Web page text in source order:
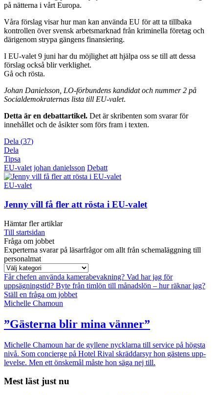
på nätterna i vårt Europa.
Våra förslag visar hur man kan använda EU för att ta tillbaka
kontrollen över svensk arbetsmarknad från kriminella företag och
därigenom strypa gängens finansiering.
I EU-valet 9 juni har du möjlighet att hjälpa oss se till att dessa
förslag också blir verklighet.
Gå och rösta.
Johan Danielsson, LO-förbundens kandidat och nummer 2 på
Socialdemokraternas lista till EU-valet.
Detta är en debattartikel. Det är skribenten som svarar för
innehållet och de åsikter som förs fram i texten.
Dela (37)
Dela
Tipsa
EU-valet johan danielsson Debatt
EU-valet
Jenny vill få fler att rösta i EU-valet
Hämtar fler artiklar
Till startsidan
Fråga om jobbet
Experterna svarar på läsarfrågor om allt från schemaläggning till
personalmat
Får chefen använda kamerabevakning? Vad har jag för
uppsägningstid? Byte från timlön till månadslön – hur räknar jag?
Ställ en fråga om jobbet
Michelle Chamoun
”Gästerna blir mina vänner”
Michelle Chamoun har de gyllene nycklarna till service på högsta
nivå. Som concierge på Hotel Rival skräddarsyr hon gästens upp­
levelse. Men ett önskemål måste hon säga nej till.
Mest läst just nu